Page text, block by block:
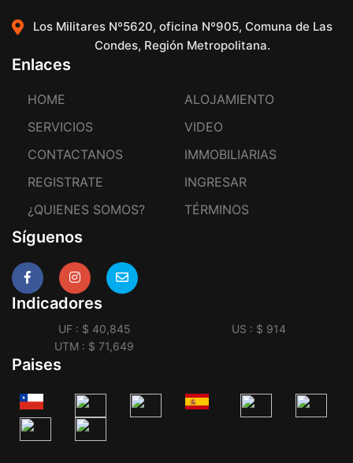
Los Militares Nº5620, oficina Nº905, Comuna de Las
Condes, Región Metropolitana.
Enlaces
HOME
ALOJAMIENTO
SERVICIOS
VIDEO
CONTACTANOS
IMMOBILIARIAS
REGISTRATE
INGRESAR
¿QUIENES SOMOS?
TÉRMINOS
Síguenos
Indicadores
UF : $ 40,845
US : $ 914
UTM : $ 71,649
Paises